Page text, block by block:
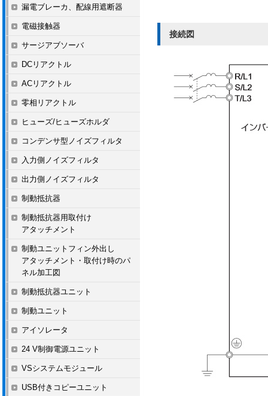
接続図
漏電ブレーカ、配線用遮断器
電磁接触器
サージアブソーバ
DCリアクトル
ACリアクトル
零相リアクトル
ヒューズ/ヒューズホルダ
コンデンサ型ノイズフィルタ
入力側ノイズフィルタ
出力側ノイズフィルタ
制動抵抗器
制動抵抗器用取付け
アタッチメント
制動ユニットフィン外出し
アタッチメント・取付け時のパ
ネル加工図
制動抵抗器ユニット
制動ユニット
アイソレータ
24 V制御電源ユニット
VSシステムモジュール
USB付きコピーユニット